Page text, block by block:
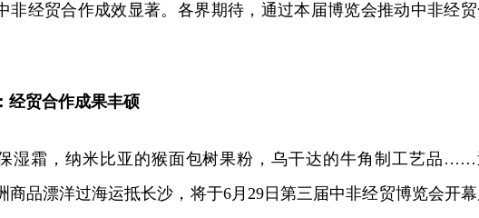
非经贸合作成效显著。各界期待，通过本届博览会推动中非经
经贸合作成果丰硕
湿霜，纳米比亚的猴面包树果粉，乌干达的牛角制工艺品……
商品漂洋过海运抵长沙，将于6月29日第三届中非经贸博览会开